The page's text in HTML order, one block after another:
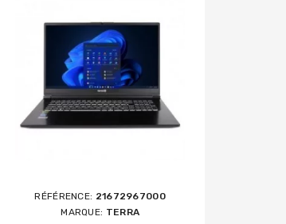
RÉFÉRENCE: 21672967000
MARQUE: TERRA